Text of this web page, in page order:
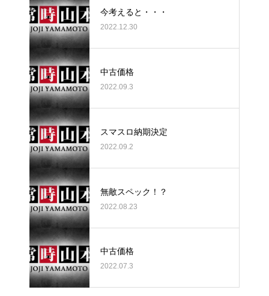
今考えると・・・
2022.12.30
中古価格
2022.09.3
スマスロ納期決定
2022.09.2
無敵スペック！？
2022.08.23
中古価格
2022.07.3